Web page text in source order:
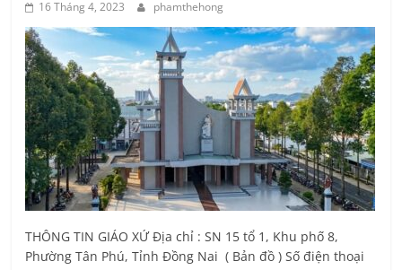
16 Tháng 4, 2023 phamthehong
THÔNG TIN GIÁO XỨ Địa chỉ : SN 15 tổ 1, Khu phố 8,
Phường Tân Phú, Tỉnh Ðồng Nai ( Bản đồ ) Số điện thoại